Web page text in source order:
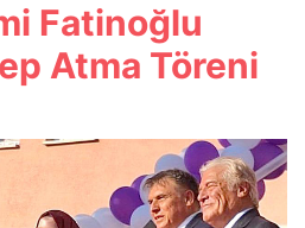
Fatinoğlu
Atma Töreni